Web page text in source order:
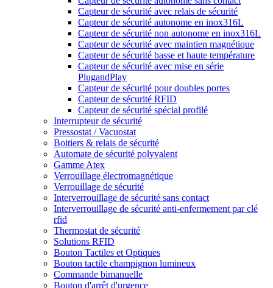
Capteur de sécurité avec relais de sécurité
Capteur de sécurité autonome en inox316L
Capteur de sécurité non autonome en inox316L
Capteur de sécurité avec maintien magnétique
Capteur de sécurité basse et haute température
Capteur de sécurité avec mise en série
PlugandPlay
Capteur de sécurité pour doubles portes
Capteur de sécurité RFID
Capteur de sécurité spécial profilé
Interrupteur de sécurité
Pressostat / Vacuostat
Boitiers & relais de sécurité
Automate de sécurité polyvalent
Gamme Atex
Verrouillage électromagnétique
Verrouillage de sécurité
Interverrouillage de sécurité sans contact
Interverrouillage de sécurité anti-enfermement par clé
rfid
Thermostat de sécurité
Solutions RFID
Bouton Tactiles et Optiques
Bouton tactile champignon lumineux
Commande bimanuelle
Bouton d'arrêt d'urgence